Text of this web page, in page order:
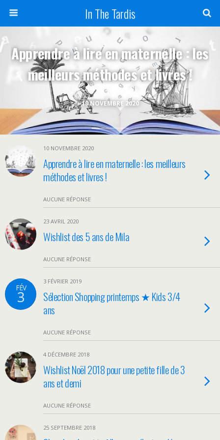
In The Tardis
10 NOVEMBRE 2020
Apprendre à lire en maternelle : les
meilleurs méthodes et livres !
10 NOVEMBRE 2020
Apprendre à lire en maternelle : les meilleurs
méthodes et livres !
AUCUNE RÉPONSE
23 AVRIL 2020
Wishlist des 5 ans de Mila
AUCUNE RÉPONSE
FÉV
3
3 FÉVRIER 2019
Sélection Shopping printemps ★ Kids 3/4
ans
AUCUNE RÉPONSE
4 DÉCEMBRE 2018
Wishlist Noël 2018 pour une petite fille de 3
ans et demi
AUCUNE RÉPONSE
25 SEPTEMBRE 2018